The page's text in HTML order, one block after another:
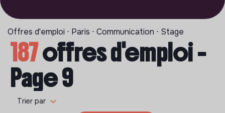
Offres d'emploi ⋅ Paris ⋅ Communication ⋅ Stage
187offres d'emploi -
Page 9
Trier par